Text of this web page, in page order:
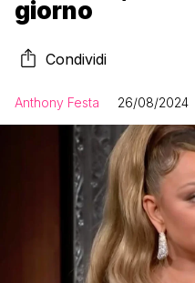
giorno
Condividi
Anthony Festa 26/08/2024